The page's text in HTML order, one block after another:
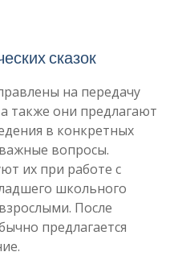
сказок
на передачу
также они предлагают
в конкретных
вопросы.
их при работе с
школьного
После
предлагается